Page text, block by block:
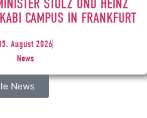
STOLZ UND HEINZ
CAMPUS IN FRANKFURT
August 2026
News
News